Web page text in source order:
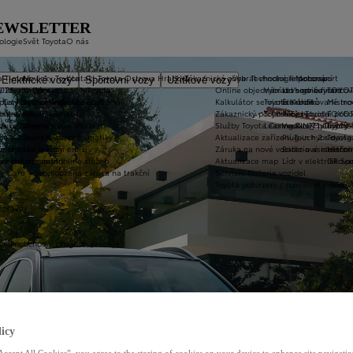
Elektrické vozy Sportovní vozy
Užitkové vozyVybrat vhodné financování
Vybrat vhodné
Toyota Kredit
Toyota Easy
Leasing KINTO One
zimních kol
na rok ZDARMA
Extracare
pro starší vozy
pneumatik
Care – prodloužená záruka na trakční
program prodeje
Zákaznická zóna
Online objednání do servisu
Kalkulátor servisních úkonů
Zákaznický portál Moje Toyota
Služby Toyota Connected/MyToyota
Aktualizace zařízení Touch 2 s
Záruka na nové vozidlo a asistenční
Aktualizace map
Servisní historie vozidel
Toyota potvrzení / schválení /
T-mate
Toyota Connected/MyToyota
CarPlay™ a Android Auto™
e-Call
u Toyoty
údaje – emise, pneumatiky
metodika měření emisí
dosutpnosti online služeb
Technologie pohonu
Let's go beyond
Elektrifikované
Plně hybridní
Vodíkový palivový
Plug-in hybrid
Bateriové
Lídr v
Svět Toyota
Novinky Toyota
Kariéra
Výtvarná soutěž Auto Snů
Lovci Kilometrů
Olympijské partnerství
Team Toyota
Motorsport
GR
O nás
Kontakt Toyota Ostrava Hrabová